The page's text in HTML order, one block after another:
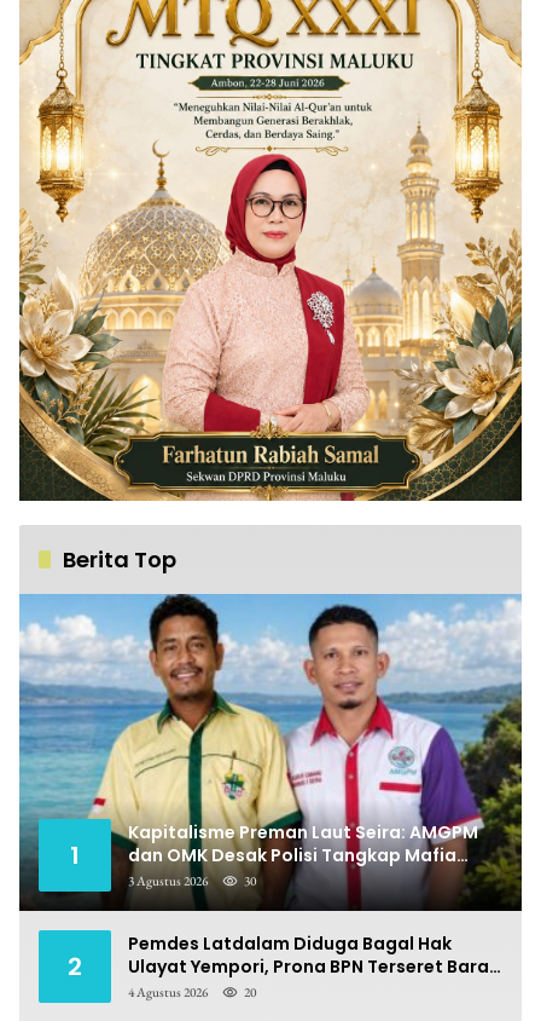
Berita Top
1
Kapitalisme Preman Laut Seira: AMGPM
dan OMK Desak Polisi Tangkap Mafia
Pungli
3 Agustus 2026 30
2
Pemdes Latdalam Diduga Bagal Hak
Ulayat Yempori, Prona BPN Terseret Bara
Sengketa
4 Agustus 2026 20